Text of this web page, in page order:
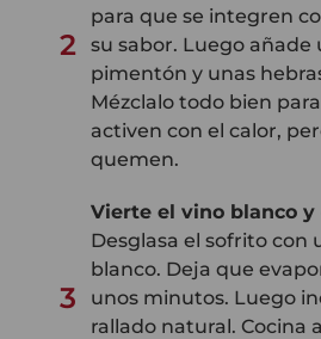
2
para que se integren
su sabor. Luego
pimentón y unas
Mézclalo todo bien
activen con el calor,
quemen.
3
Vierte el vino blanco
Desglasa el sofrito con
blanco. Deja que
unos minutos. Luego
rallado natural. Cocina